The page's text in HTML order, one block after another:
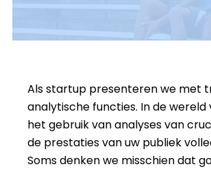
Als startup presenteren we met
analytische functies. In de wereld
het gebruik van analyses van
de prestaties van uw publiek
Soms denken we misschien dat